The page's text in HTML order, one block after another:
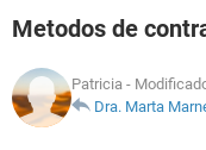
NUTRICIÓN
Metodos de
Patricia -
Dra. Marta